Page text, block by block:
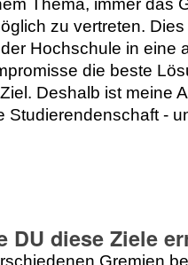
Thema, immer das
zu vertreten.
Hochschule in eine
die beste
Deshalb ist meine
Studierendenschaft -
DU diese Ziele
Gremien